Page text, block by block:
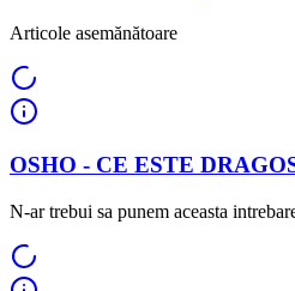
Articole asemănătoare
OSHO - CE ESTE
N-ar trebui sa punem aceasta